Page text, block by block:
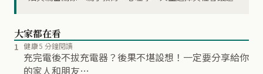
大家都在看
1 健康5 分鐘閱讀
充完電後不拔充電器？後果不堪設想！一定要分享給你
的家人和朋友…